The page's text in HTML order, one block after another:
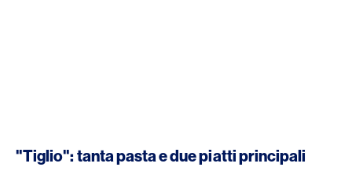
"Tiglio": tanta pasta e due piatti principali